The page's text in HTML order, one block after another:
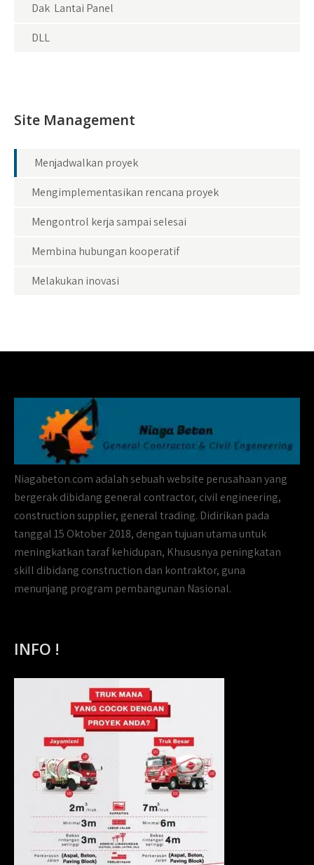
Dak Lantai Panel
DLL
Site Management
Menjadwalkan proyek
Mengimplementasikan rencana proyek
Mengontrol kerja sampai selesai
Membina hubungan kooperatif
Melakukan inovasi
Niagabeton.com adalah sebuah website perusahaan yang
bergerak dibidang general contractor, civil engineering,
construction supplier, general trading. Didirikan pada
tanggal 15 Oktober 2018, dengan tujuan utama untuk
meningkatkan taraf kehidupan, Khususnya peningkatan
skill dibidang construction dan kontraktor, guna
menunjang program pembangunan Nasional.
INFO !